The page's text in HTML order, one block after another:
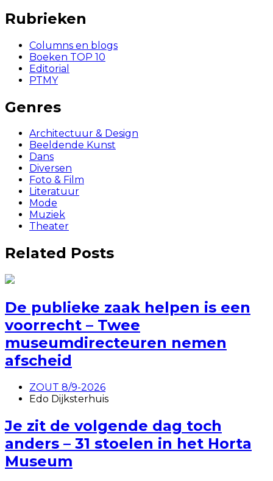
Rubrieken
Columns en blogs
Boeken TOP 10
Editorial
PTMY
Genres
Architectuur & Design
Beeldende Kunst
Dans
Diversen
Foto & Film
Literatuur
Mode
Muziek
Theater
Related Posts
De publieke zaak helpen is een
voorrecht – Twee
museumdirecteuren nemen
afscheid
ZOUT 8/9-2026
Edo Dijksterhuis
Je zit de volgende dag toch
anders – 31 stoelen in het Horta
Museum